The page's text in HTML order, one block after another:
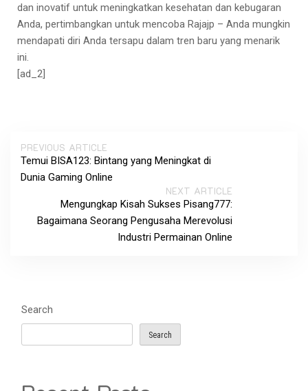
dan inovatif untuk meningkatkan kesehatan dan kebugaran
Anda, pertimbangkan untuk mencoba Rajajp – Anda mungkin
mendapati diri Anda tersapu dalam tren baru yang menarik
ini.
[ad_2]
PREVIOUS ARTICLE
Temui BISA123: Bintang yang Meningkat di
Dunia Gaming Online
NEXT ARTICLE
Mengungkap Kisah Sukses Pisang777:
Bagaimana Seorang Pengusaha Merevolusi
Industri Permainan Online
Search
Search